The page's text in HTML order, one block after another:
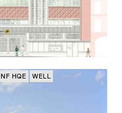
NF HQE WELL